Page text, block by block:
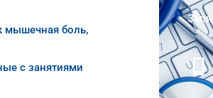
мышечная боль,
с занятиями